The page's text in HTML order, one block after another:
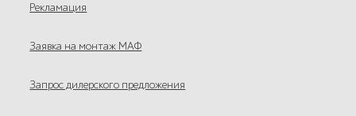
Рекламация
Заявка на монтаж МАФ
Запрос дилерского предложения